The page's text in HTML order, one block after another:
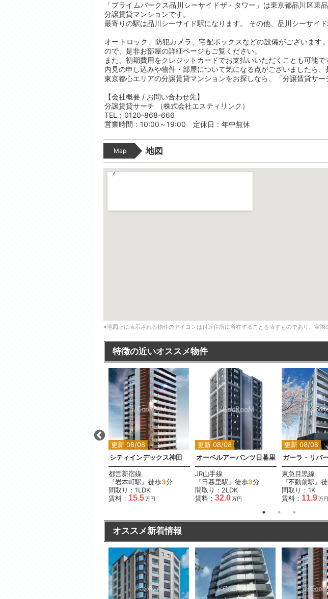
「プライムパークス品川シーサイドザ・タワー」は東京都品川区
分譲賃貸マンションです。
最寄りの駅は品川シーサイド駅になります。 その他、品川シーサイ
オートロック、防犯カメラ、宅配ボックスなどの設備がございます
ので、是非お部屋の詳細ページもご覧ください。
また、初期費用をクレジットカードでお支払いいただくことも可能で
内見の申し込みや物件・部屋について気になる点がございましたら、
東京都心エリアの分譲賃貸マンションをお探しなら、「分譲賃貸サー
【会社概要 / お問い合わせ先】
分譲賃貸サーチ （株式会社エスティリンク）
TEL：0120-868-666
営業時間：10:00～19:00 定休日：年中無休
Map 地図
※地図上に表示される物件のアイコンは付近住所に所在することを表すものであり、実際
特徴の近いオススメ物件
更新 08/08
シティインデックス神田
都営新宿線
『岩本町駅』徒歩3分
間取り：1LDK
賃料： 15.5万円
更新 08/08
オーベルアーバンツ日暮里
JR山手線
『日暮里駅』徒歩3分
間取り：2LDK
賃料： 32.0万円
更新 08/08
ガーラ・リバ
東急目黒線
『不動前駅』
間取り：1K
賃料： 11.9万円
オススメ新着情報